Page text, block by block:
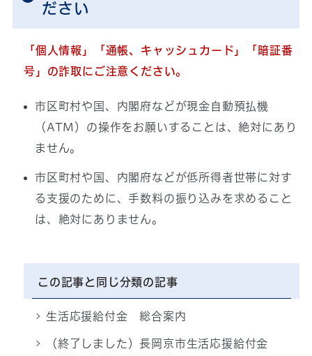
ださい
「個人情報」「通帳、キャッシュカード」「暗証番
号」の詐取にご注意ください。
市区町村や国、内閣府などが現金自動預払機
（ATM）の操作をお願いすることは、絶対にあり
ません。
市区町村や国、内閣府などが低所得者世帯に対す
る支援のために、手数料の振り込みを求めること
は、絶対にありません。
この記事と同じ分類の記事
生活応援給付金 総合案内
（終了しました）長岡京市生活応援給付金